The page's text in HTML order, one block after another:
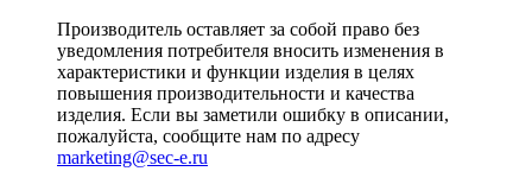
Производитель оставляет за собой право без
уведомления потребителя вносить изменения в
характеристики и функции изделия в целях
повышения производительности и качества
изделия. Если вы заметили ошибку в описании,
пожалуйста, сообщите нам по адресу
marketing@sec-e.ru